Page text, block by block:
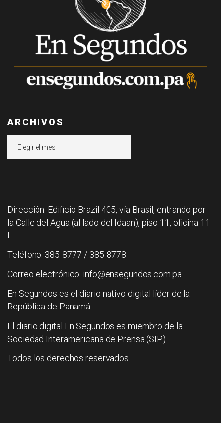
ARCHIVOS
Dirección: Edificio Brazil 405, vía Brasil, entrando por
la Calle del Agua (al lado del Idaan), piso 11, oficina 11
F.
Teléfono: 385-8777 / 385-8778
Correo electrónico: info@ensegundos.com.pa
En Segundos es el diario nativo digital líder de la
República de Panamá.
El diario digital En Segundos es miembro de la
Sociedad Interamericana de Prensa (SIP).
Todos los derechos reservados.